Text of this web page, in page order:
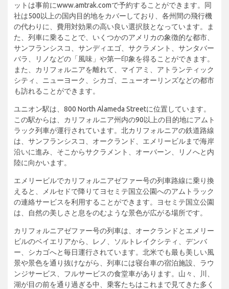
ットは事前にwww.amtrak.comで予約することができます。同
社は500以上の国内目的地をカバーしており、各州間の飛行機
の代わりに、費用対効果の高い良い選択肢となっています。ま
た、列車に乗ることで、いくつかのアメリカの象徴的な都市、
サンフランシスコ、サンディエゴ、サクラメント、サンタバー
バラ、リノなどの「風味」や第一印象を得ることができます。
また、カリフォルニアを離れて、マイアミ、アトランティック
シティ、ニューヨーク、シカゴ、ニューオーリンズなどの都市
も訪れることができます。
ユニオン駅は、800 North Alameda Streetに位置しています。
この駅からは、カリフォルニア州内の90以上の目的地にアムト
ラック列車が運行されています。北カリフォルニアの鉄道路線
は、サンフランシスコ、オークランド、エメリービルまで海岸
沿いに進み、そこからサクラメント、オーバーン、リノへと内
陸に向かいます。
エメリービルでカリフォルニアゼファー号の列車路線に乗り換
えると、メルセドで降りてヨセミテ国立公園へのアムトラック
の連絡サービスを利用することができます。ヨセミテ国立公園
は、自然の美しさと息をのむような景色が広がる場所です。
カリフォルニアゼファー号の列車は、オークランドとエメリー
ビルのベイエリアから、レノ、ソルトレイクシティ、デンバ
ー、シカゴへと毎日運行されています。北米でも最も美しい風
景や景色を通り抜けながら、列車には寝台車の宿泊施設、ラウ
ンジサービス、フルサービスの食堂車があります。山々、川、
湖が目の前を通り過ぎる中、乗客たちはこれまで見てきた多く